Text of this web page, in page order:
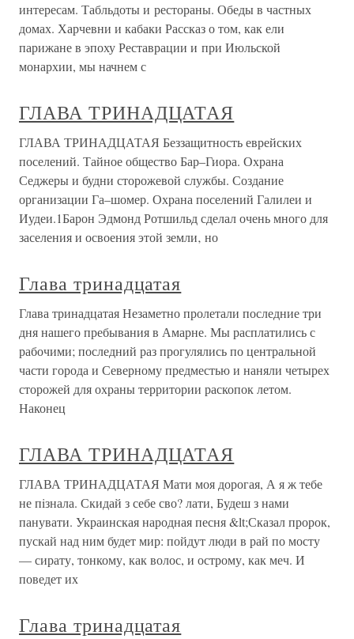
интересам. Табльдоты и рестораны. Обеды в частных
домах. Харчевни и кабаки Рассказ о том, как ели
парижане в эпоху Реставрации и при Июльской
монархии, мы начнем с
ГЛАВА ТРИНАДЦАТАЯ
ГЛАВА ТРИНАДЦАТАЯ Беззащитность еврейских
поселений. Тайное общество Бар–Гиора. Охрана
Седжеры и будни сторожевой службы. Создание
организации Га–шомер. Охрана поселений Галилеи и
Иудеи.1Барон Эдмонд Ротшильд сделал очень много для
заселения и освоения этой земли‚ но
Глава тринадцатая
Глава тринадцатая Незаметно пролетали последние три
дня нашего пребывания в Амарне. Мы расплатились с
рабочими; последний раз прогулялись по центральной
части города и Северному предместью и наняли четырех
сторожей для охраны территории раскопок летом.
Наконец
ГЛАВА ТРИНАДЦАТАЯ
ГЛАВА ТРИНАДЦАТАЯ Мати моя дорогая, А я ж тебе
не пiзнала. Скидай з себе сво? лати, Будеш з нами
панувати. Украинская народная песня &lt;Сказал пророк,
пускай над ним будет мир: пойдут люди в рай по мосту
— сирату, тонкому, как волос, и острому, как меч. И
поведет их
Глава тринадцатая